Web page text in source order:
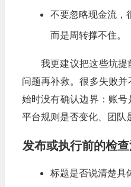
不要忽略现金流，
而是周转撑不住。
我更建议把这些坑
问题再补救。很多失败
始时没有确认边界：账号
平台规则是否变化、团队
发布或执行前的检
标题是否说清楚具